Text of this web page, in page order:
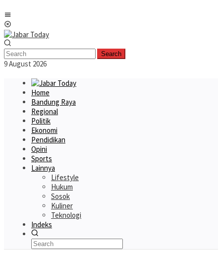
to
content
Search
9 August 2026
Home
Bandung Raya
Regional
Politik
Ekonomi
Pendidikan
Opini
Sports
Lainnya
Lifestyle
Hukum
Sosok
Kuliner
Teknologi
Indeks